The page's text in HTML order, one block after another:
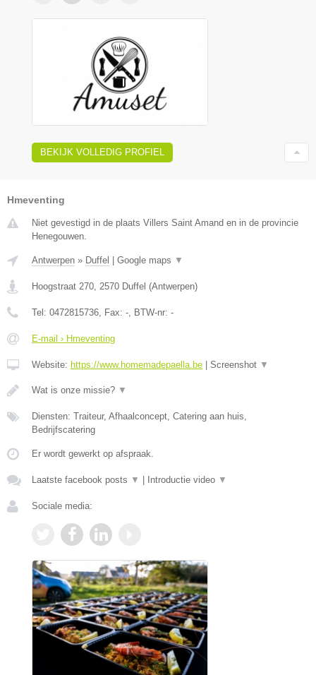
BEKIJK VOLLEDIG PROFIEL
Hmeventing
Niet gevestigd in de plaats Villers Saint Amand en in de provincie
Henegouwen.
Antwerpen » Duffel Google maps ▼
Hoogstraat 270, 2570 Duffel (Antwerpen)
Tel: 0472815736, Fax: -, BTW-nr: -
E-mail › Hmeventing
Website: https://www.homemadepaella.be Screenshot ▼
Wat is onze missie? ▼
Diensten: Traiteur, Afhaalconcept, Catering aan huis,
Bedrijfscatering
Er wordt gewerkt op afspraak.
Laatste facebook posts ▼ Introductie video ▼
Sociale media: